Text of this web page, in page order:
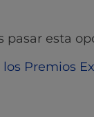
pasar esta
los Premios